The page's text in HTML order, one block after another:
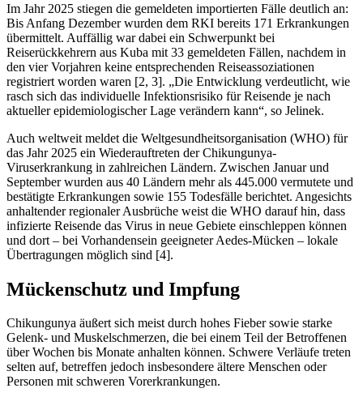
Im Jahr 2025 stiegen die gemeldeten importierten Fälle deutlich an:
Bis Anfang Dezember wurden dem RKI bereits 171 Erkrankungen
übermittelt. Auffällig war dabei ein Schwerpunkt bei
Reiserückkehrern aus Kuba mit 33 gemeldeten Fällen, nachdem in
den vier Vorjahren keine entsprechenden Reiseassoziationen
registriert worden waren [2, 3]. „Die Entwicklung verdeutlicht, wie
rasch sich das individuelle Infektionsrisiko für Reisende je nach
aktueller epidemiologischer Lage verändern kann“, so Jelinek.
Auch weltweit meldet die Weltgesundheitsorganisation (WHO) für
das Jahr 2025 ein Wiederauftreten der Chikungunya-
Viruserkrankung in zahlreichen Ländern. Zwischen Januar und
September wurden aus 40 Ländern mehr als 445.000 vermutete und
bestätigte Erkrankungen sowie 155 Todesfälle berichtet. Angesichts
anhaltender regionaler Ausbrüche weist die WHO darauf hin, dass
infizierte Reisende das Virus in neue Gebiete einschleppen können
und dort – bei Vorhandensein geeigneter Aedes-Mücken – lokale
Übertragungen möglich sind [4].
Mückenschutz und Impfung
Chikungunya äußert sich meist durch hohes Fieber sowie starke
Gelenk- und Muskelschmerzen, die bei einem Teil der Betroffenen
über Wochen bis Monate anhalten können. Schwere Verläufe treten
selten auf, betreffen jedoch insbesondere ältere Menschen oder
Personen mit schweren Vorerkrankungen.